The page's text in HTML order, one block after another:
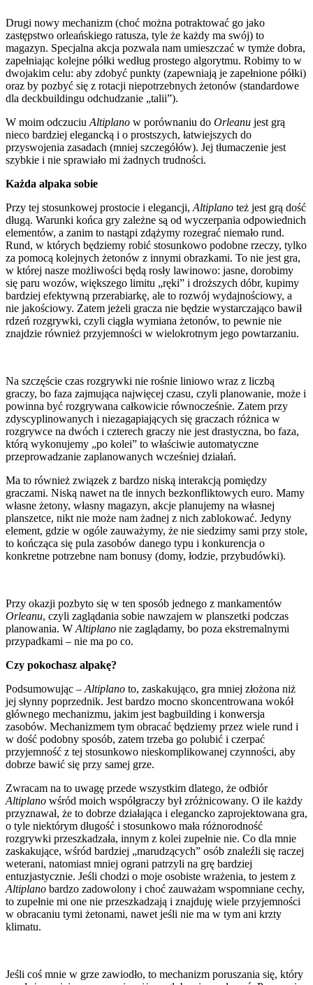
Drugi nowy mechanizm (choć można potraktować go jako
zastępstwo orleańskiego ratusza, tyle że każdy ma swój) to
magazyn. Specjalna akcja pozwala nam umieszczać w tymże dobra,
zapełniając kolejne półki według prostego algorytmu. Robimy to w
dwojakim celu: aby zdobyć punkty (zapewniają je zapełnione półki)
oraz by pozbyć się z rotacji niepotrzebnych żetonów (standardowe
dla deckbuildingu odchudzanie „talii”).
W moim odczuciu Altiplano w porównaniu do Orleanu jest grą
nieco bardziej elegancką i o prostszych, łatwiejszych do
przyswojenia zasadach (mniej szczegółów). Jej tłumaczenie jest
szybkie i nie sprawiało mi żadnych trudności.
Każda alpaka sobie
Przy tej stosunkowej prostocie i elegancji, Altiplano też jest grą dość
długą. Warunki końca gry zależne są od wyczerpania odpowiednich
elementów, a zanim to nastąpi zdążymy rozegrać niemało rund.
Rund, w których będziemy robić stosunkowo podobne rzeczy, tylko
za pomocą kolejnych żetonów z innymi obrazkami. To nie jest gra,
w której nasze możliwości będą rosły lawinowo: jasne, dorobimy
się paru wozów, większego limitu „ręki” i droższych dóbr, kupimy
bardziej efektywną przerabiarkę, ale to rozwój wydajnościowy, a
nie jakościowy. Zatem jeżeli gracza nie będzie wystarczająco bawił
rdzeń rozgrywki, czyli ciągła wymiana żetonów, to pewnie nie
znajdzie również przyjemności w wielokrotnym jego powtarzaniu.
Na szczęście czas rozgrywki nie rośnie liniowo wraz z liczbą
graczy, bo faza zajmująca najwięcej czasu, czyli planowanie, może i
powinna być rozgrywana całkowicie równocześnie. Zatem przy
zdyscyplinowanych i niezagapiających się graczach różnica w
rozgrywce na dwóch i czterech graczy nie jest drastyczna, bo faza,
którą wykonujemy „po kolei” to właściwie automatyczne
przeprowadzanie zaplanowanych wcześniej działań.
Ma to również związek z bardzo niską interakcją pomiędzy
graczami. Niską nawet na tle innych bezkonfliktowych euro. Mamy
własne żetony, własny magazyn, akcje planujemy na własnej
planszetce, nikt nie może nam żadnej z nich zablokować. Jedyny
element, gdzie w ogóle zauważymy, że nie siedzimy sami przy stole,
to kończąca się pula zasobów danego typu i konkurencja o
konkretne potrzebne nam bonusy (domy, łodzie, przybudówki).
Przy okazji pozbyto się w ten sposób jednego z mankamentów
Orleanu, czyli zaglądania sobie nawzajem w planszetki podczas
planowania. W Altiplano nie zaglądamy, bo poza ekstremalnymi
przypadkami – nie ma po co.
Czy pokochasz alpakę?
Podsumowując – Altiplano to, zaskakująco, gra mniej złożona niż
jej słynny poprzednik. Jest bardzo mocno skoncentrowana wokół
głównego mechanizmu, jakim jest bagbuilding i konwersja
zasobów. Mechanizmem tym obracać będziemy przez wiele rund i
w dość podobny sposób, zatem trzeba go polubić i czerpać
przyjemność z tej stosunkowo nieskomplikowanej czynności, aby
dobrze bawić się przy samej grze.
Zwracam na to uwagę przede wszystkim dlatego, że odbiór
Altiplano wśród moich współgraczy był zróżnicowany. O ile każdy
przyznawał, że to dobrze działająca i elegancko zaprojektowana gra,
o tyle niektórym długość i stosunkowo mała różnorodność
rozgrywki przeszkadzała, innym z kolei zupełnie nie. Co dla mnie
zaskakujące, wśród bardziej „marudzących” osób znaleźli się raczej
weterani, natomiast mniej ograni patrzyli na grę bardziej
entuzjastycznie. Jeśli chodzi o moje osobiste wrażenia, to jestem z
Altiplano bardzo zadowolony i choć zauważam wspomniane cechy,
to zupełnie mi one nie przeszkadzają i znajduję wiele przyjemności
w obracaniu tymi żetonami, nawet jeśli nie ma w tym ani krzty
klimatu.
Jeśli coś mnie w grze zawiodło, to mechanizm poruszania się, który